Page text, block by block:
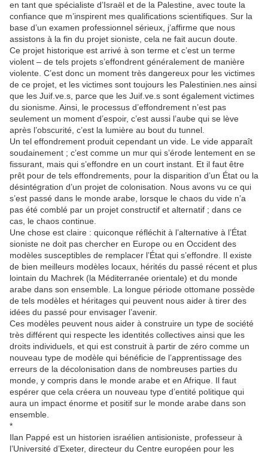
en tant que spécialiste d’Israël et de la Palestine, avec toute la
confiance que m’inspirent mes qualifications scientifiques. Sur la
base d’un examen professionnel sérieux, j’affirme que nous
assistons à la fin du projet sioniste, cela ne fait aucun doute.
Ce projet historique est arrivé à son terme et c’est un terme
violent – de tels projets s’effondrent généralement de manière
violente. C’est donc un moment très dangereux pour les victimes
de ce projet, et les victimes sont toujours les Palestinien.nes ainsi
que les Juif.ve.s, parce que les Juif.ve.s sont également victimes
du sionisme. Ainsi, le processus d’effondrement n’est pas
seulement un moment d’espoir, c’est aussi l’aube qui se lève
après l’obscurité, c’est la lumière au bout du tunnel.
Un tel effondrement produit cependant un vide. Le vide apparaît
soudainement ; c’est comme un mur qui s’érode lentement en se
fissurant, mais qui s’effondre en un court instant. Et il faut être
prêt pour de tels effondrements, pour la disparition d’un État ou la
désintégration d’un projet de colonisation. Nous avons vu ce qui
s’est passé dans le monde arabe, lorsque le chaos du vide n’a
pas été comblé par un projet constructif et alternatif ; dans ce
cas, le chaos continue.
Une chose est claire : quiconque réfléchit à l’alternative à l’État
sioniste ne doit pas chercher en Europe ou en Occident des
modèles susceptibles de remplacer l’État qui s’effondre. Il existe
de bien meilleurs modèles locaux, hérités du passé récent et plus
lointain du Machrek (la Méditerranée orientale) et du monde
arabe dans son ensemble. La longue période ottomane possède
de tels modèles et héritages qui peuvent nous aider à tirer des
idées du passé pour envisager l’avenir.
Ces modèles peuvent nous aider à construire un type de société
très différent qui respecte les identités collectives ainsi que les
droits individuels, et qui est construit à partir de zéro comme un
nouveau type de modèle qui bénéficie de l’apprentissage des
erreurs de la décolonisation dans de nombreuses parties du
monde, y compris dans le monde arabe et en Afrique. Il faut
espérer que cela créera un nouveau type d’entité politique qui
aura un impact énorme et positif sur le monde arabe dans son
ensemble.
*
Ilan Pappé est un historien israélien antisioniste, professeur à
l’Université d’Exeter, directeur du Centre européen pour les